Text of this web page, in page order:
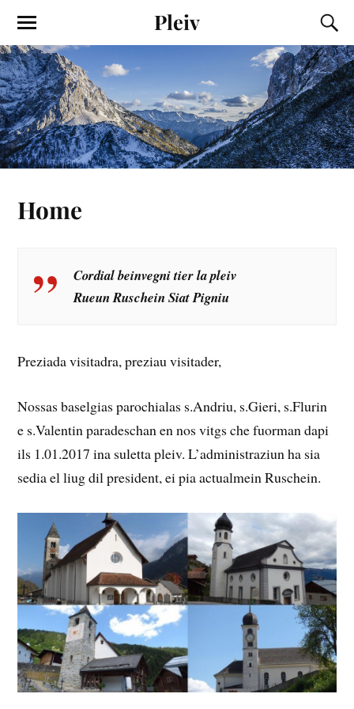
Pleiv
Home
Cordial beinvegni tier la pleiv
Rueun Ruschein Siat Pigniu
Preziada visitadra, preziau visitader,
Nossas baselgias parochialas s.Andriu, s.Gieri, s.Flurin
e s.Valentin paradeschan en nos vitgs che fuorman dapi
ils 1.01.2017 ina suletta pleiv. L’administraziun ha sia
sedia el liug dil president, ei pia actualmein Ruschein.